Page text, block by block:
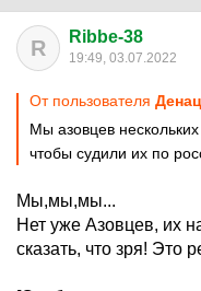
R Ribbe-38
19:49, 03.07.2022
От пользователя
Мы азовцев
чтобы судили их по
Мы,мы,мы...
Нет уже Азовцев, их
сказать, что зря! Это